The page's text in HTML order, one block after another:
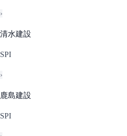
›
清水建設
SPI
›
鹿島建設
SPI